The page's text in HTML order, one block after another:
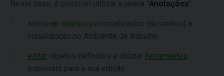
Neste caso, é possível utilizar a janela "Anotações":
adicionar objetos personalizados (desenhos) à
visualização no Ambiente de trabalho
editar objetos definidos e utilizar ferramentas
especiais para a sua edição